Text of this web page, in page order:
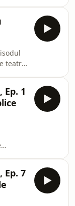
de
teatru.
aici, în
s-a
la
Ep. 1
Ep. 7